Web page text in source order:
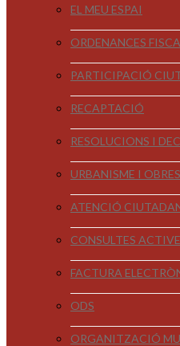
EL MEU ESPAI
ORDENANCES
PARTICIPACIÓ
RECAPTACIÓ
RESOLUCIONS I
URBANISME I OBRES
ATENCIÓ
CONSULTES
FACTURA
ODS
ORGANITZACIÓ